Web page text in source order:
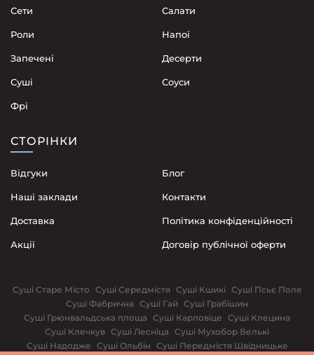
Сети
Роли
Запечені
Суші
Фрі
Cалати
Напої
Десерти
Соуси
СТОРІНКИ
Відгуки
Наші заклади
Доставка
Акції
Блог
Контакти
Політика конфіденційності
Договір публічної оферти
Суші Старе Місто Суші Середмістя Суші Кшикі Суші Псьє Поле
Суші Фабрична Суші Гай Суші Грабішин
Суші Грюнвальдська площа Суші Карловіце Суші Клецина
Суші Клечкув Суші Лесніца Суші Мухобор Велькі
Суші Надодже Суші Ольбін Суші Передмістя Швідницьке